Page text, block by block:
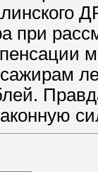
при